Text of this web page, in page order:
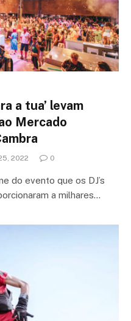
a tua’ levam
Mercado
2022 0
do evento que os DJ’s
a milhares…